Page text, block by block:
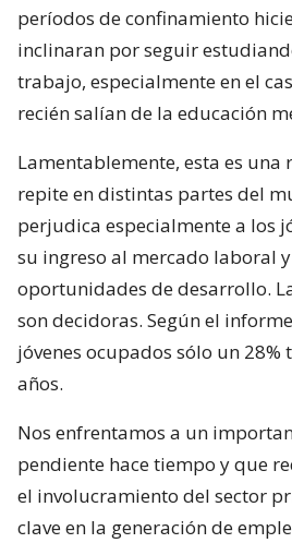
períodos de confinamiento
inclinaran por seguir
trabajo, especialmente en el
recién salían de la educación
Lamentablemente, esta es una
repite en distintas partes del
perjudica especialmente a los
su ingreso al mercado laboral
oportunidades de desarrollo.
son decidoras. Según el
jóvenes ocupados sólo un 28%
años.
Nos enfrentamos a un
pendiente hace tiempo y que
el involucramiento del sector
clave en la generación de